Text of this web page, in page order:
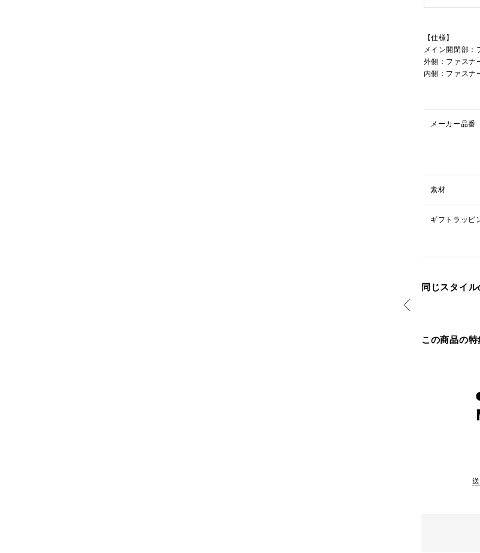
【仕様】
メイン開閉部：
外側：ファスナ
内側：ファスナ
メーカー品番
素材
ギフトラッピ
同じスタイ
この商品の特